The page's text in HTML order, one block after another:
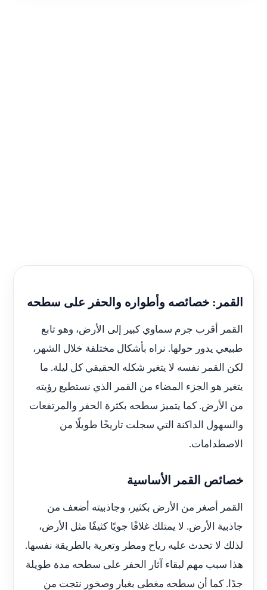
القمر: خصائصه وأطواره والحفر على سطحه
القمر أقرب جرم سماوي كبير إلى الأرض، وهو تابع
طبيعي يدور حولها. نراه بأشكال مختلفة خلال الشهر،
لكن القمر نفسه لا يتغير شكله الحقيقي كل ليلة. ما
يتغير هو الجزء المضاء من القمر الذي نستطيع رؤيته
من الأرض. كما يتميز سطحه بكثرة الحفر والمرتفعات
والسهول الداكنة التي سجلت تاريخًا طويلًا من
الاصطدامات.
خصائص القمر الأساسية
القمر أصغر من الأرض بكثير، وجاذبيته أضعف من
جاذبية الأرض. لا يمتلك غلافًا جويًا كثيفًا مثل الأرض،
لذلك لا تحدث عليه رياح ومطر وتعرية بالطريقة نفسها.
هذا سبب مهم لبقاء آثار الحفر على سطحه مدة طويلة
جدًا. كما أن سطحه مغطى بغبار وصخور نتجت من